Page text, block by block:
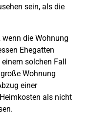
sein, als die
die Wohnung
Ehegatten
solchen Fall
Wohnung
einer
als nicht